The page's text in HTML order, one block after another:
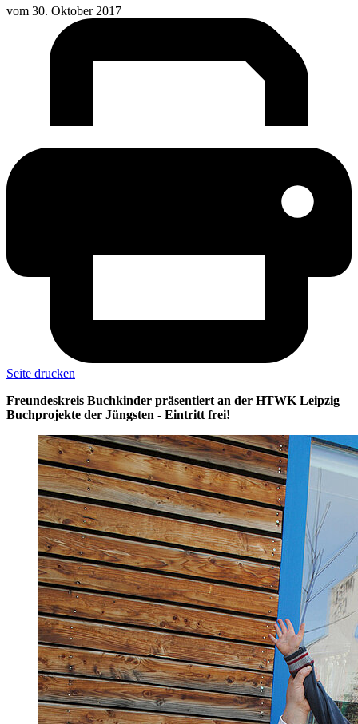
vom 30. Oktober 2017
Seite drucken
Freundeskreis Buchkinder präsentiert an der HTWK Leipzig
Buchprojekte der Jüngsten - Eintritt frei!